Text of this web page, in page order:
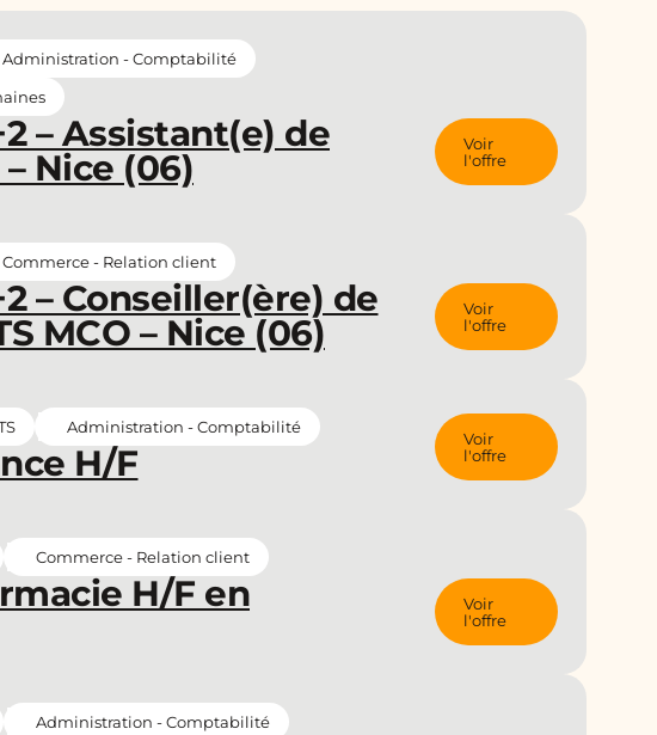
– Assistant(e) de
Nice (06)
Administration - Comptabilité
Voir
l'offre
– Conseiller(ère) de
MCO – Nice (06)
Commerce - Relation client
Voir
l'offre
H/F
Administration - Comptabilité
Voir
l'offre
H/F en
Commerce - Relation client
Voir
l'offre
Administration - Comptabilité